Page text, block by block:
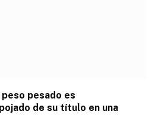
pesado es
de su título en una